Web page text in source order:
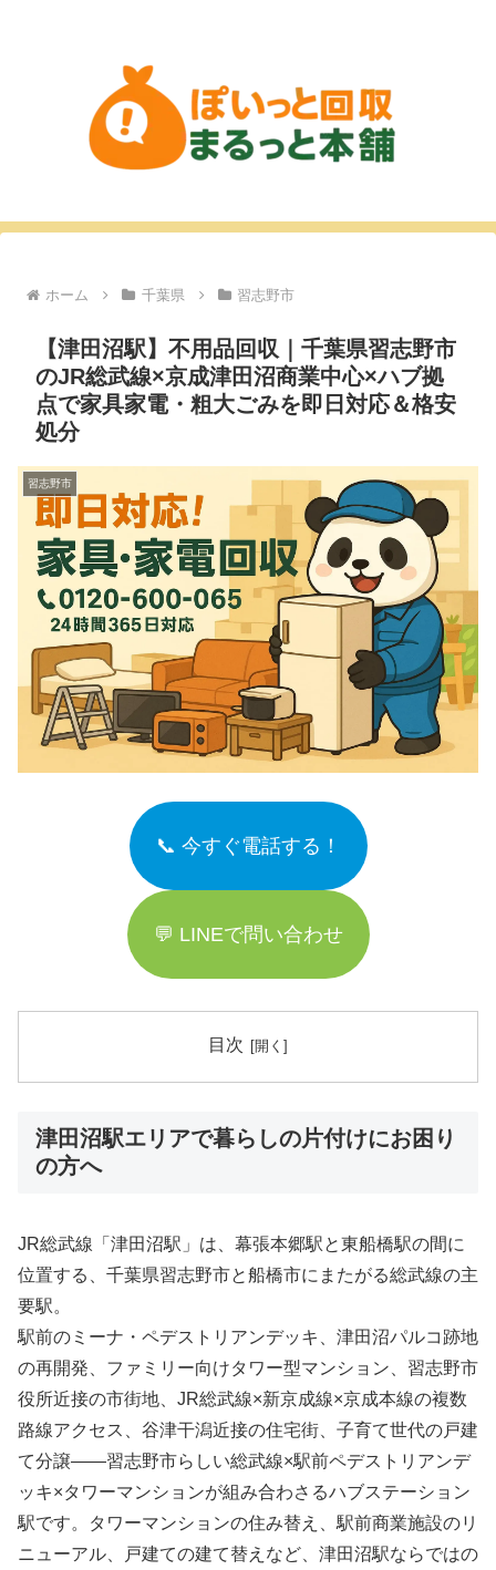
ホーム 千葉県 習志野市
【津田沼駅】不用品回収｜千葉県習志野市
のJR総武線×京成津田沼商業中心×ハブ拠
点で家具家電・粗大ごみを即日対応＆格安
処分
習志野市
📞 今すぐ電話する！
💬 LINEで問い合わせ
目次
津田沼駅エリアで暮らしの片付けにお困り
の方へ
JR総武線「津田沼駅」は、幕張本郷駅と東船橋駅の間に
位置する、千葉県習志野市と船橋市にまたがる総武線の主
要駅。
駅前のミーナ・ペデストリアンデッキ、津田沼パルコ跡地
の再開発、ファミリー向けタワー型マンション、習志野市
役所近接の市街地、JR総武線×新京成線×京成本線の複数
路線アクセス、谷津干潟近接の住宅街、子育て世代の戸建
て分譲――習志野市らしい総武線×駅前ペデストリアンデ
ッキ×タワーマンションが組み合わさるハブステーション
駅です。タワーマンションの住み替え、駅前商業施設のリ
ニューアル、戸建ての建て替えなど、津田沼駅ならではの